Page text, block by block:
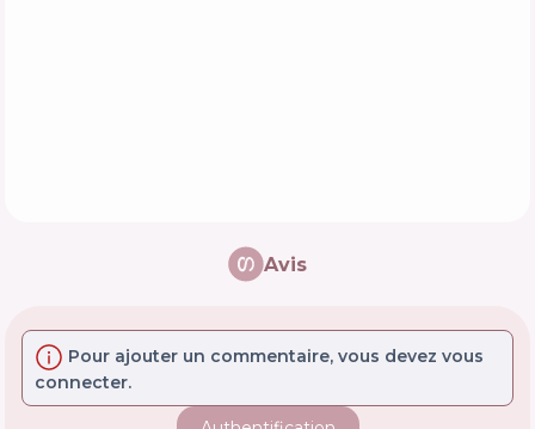
Avis
Pour ajouter un commentaire, vous devez vous
connecter.